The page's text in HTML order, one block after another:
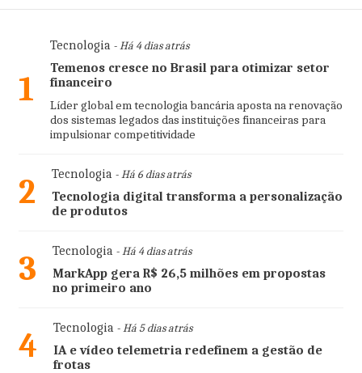
1
Tecnologia- Há 4 dias atrás
Temenos cresce no Brasil para otimizar setor
financeiro
Líder global em tecnologia bancária aposta na renovação
dos sistemas legados das instituições financeiras para
impulsionar competitividade
2 Tecnologia- Há 6 dias atrás
Tecnologia digital transforma a personalização
de produtos
3 Tecnologia- Há 4 dias atrás
MarkApp gera R$ 26,5 milhões em propostas
no primeiro ano
4 Tecnologia- Há 5 dias atrás
IA e vídeo telemetria redefinem a gestão de
frotas